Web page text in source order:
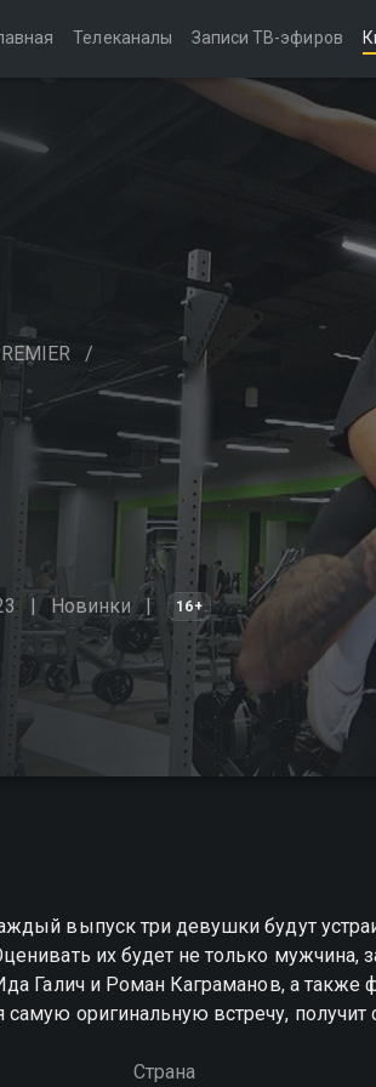
Телеканалы Записи ТВ-эфиров
/
Новинки 16+
выпуск три девушки будут
их будет не только мужчина,
Галич и Роман Каграманов, а также
оригинальную встречу, получит
Страна